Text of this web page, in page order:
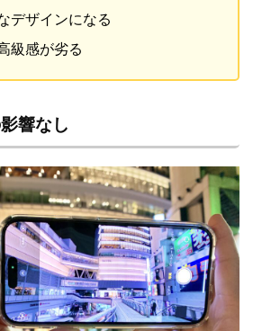
デザインになる
級感が劣る
響なし